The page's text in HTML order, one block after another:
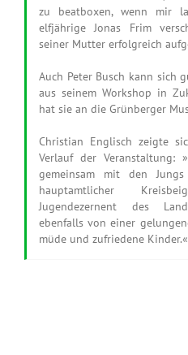
zu beatboxen, wenn mir
elfjährige Jonas Frim
seiner Mutter erfolgreich
Auch Peter Busch kann sich
aus seinem Workshop in
hat sie an die Grünberger
Christian Englisch zeigte
Verlauf der Veranstaltung:
gemeinsam mit den
hauptamtlicher
Jugendezernent des
ebenfalls von einer
müde und zufriedene Kinder.«